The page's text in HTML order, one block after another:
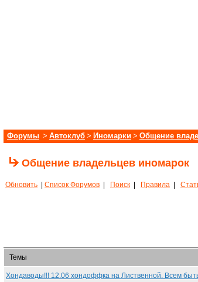
Форумы > Автоклуб > Иномарки > Общение
Общение владельцев иномарок
Обновить Список Форумов Поиск Правила
Темы
Хондаводы!!! 12.06 хондоффка на Лиственной. Всем